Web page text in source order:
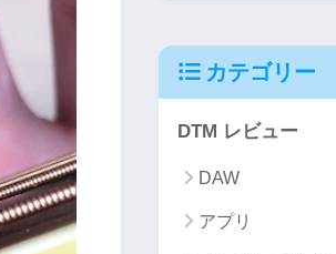
カテゴリー
DTM レビュー
DAW
アプリ